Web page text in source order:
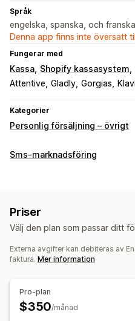
Språk
engelska, spanska, och franska
Denna app finns inte översatt
Fungerar med
Kassa Shopify kassasystem
Attentive Gladly Gorgias
Kategorier
Personlig försäljning – övrigt
Sms-marknadsföring
Anpassat avsändar-ID
Anpassade meddelanden
Mallar Tvåvägsmeddelanden
Analysverktyg i realtid
Automatisering av arbetsflödet
Födelsedagsmeddelanden
Priser
Välj den plan som passar ditt
Externa avgifter kan debiteras av
faktura. Mer information
Pro-plan
$350/månad